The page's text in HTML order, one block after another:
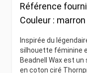
Référence
Couleur : marron
Inspirée du
silhouette féminine
Beadnell Wax est
en coton ciré